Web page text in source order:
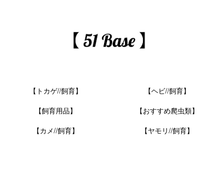
【トカゲ//飼育】
【ヘビ//飼育】
【飼育用品】
【おすすめ爬虫類】
【カメ//飼育】
【ヤモリ//飼育】